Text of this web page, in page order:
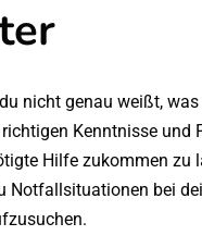
nicht genau weißt,
Kenntnisse und
Hilfe zukommen zu
bei